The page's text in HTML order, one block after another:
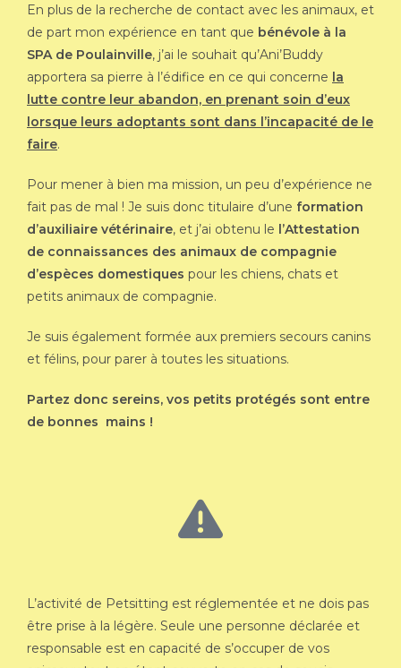
En plus de la recherche de contact avec les animaux, et
de part mon expérience en tant que bénévole à la
SPA de Poulainville, j’ai le souhait qu’Ani’Buddy
apportera sa pierre à l’édifice en ce qui concerne la
lutte contre leur abandon, en prenant soin d’eux
lorsque leurs adoptants sont dans l’incapacité de le
faire.
Pour mener à bien ma mission, un peu d’expérience ne
fait pas de mal ! Je suis donc titulaire d’une formation
d’auxiliaire vétérinaire, et j’ai obtenu le l’Attestation
de connaissances des animaux de compagnie
d’espèces domestiques pour les chiens, chats et
petits animaux de compagnie.
Je suis également formée aux premiers secours canins
et félins, pour parer à toutes les situations.
Partez donc sereins, vos petits protégés sont entre
de bonnes mains !
L’activité de Petsitting est réglementée et ne dois pas
être prise à la légère. Seule une personne déclarée et
responsable est en capacité de s’occuper de vos